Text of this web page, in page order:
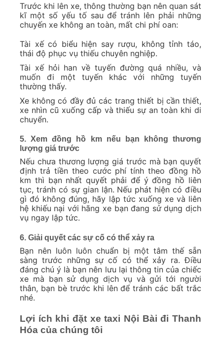
Trước khi lên xe, thông thường bạn nên quan sát
kĩ một số yếu tố sau để tránh lên phải những
chuyến xe không an toàn, mất chi phí oan:
Tài xế có biểu hiện say rượu, không tỉnh táo,
thái độ phục vụ thiếu chuyên nghiệp.
Tài xế hỏi han về tuyến đường quá nhiều, và
muốn đi một tuyến khác với những tuyến
thường thấy.
Xe không có đầy đủ các trang thiết bị cần thiết,
xe nhìn cũ xuống cấp và thiếu sự an toàn khi di
chuyển.
5. Xem đồng hồ km nếu bạn không thương
lượng giá trước
Nếu chưa thương lượng giá trước mà bạn quyết
định trả tiền theo cước phí tính theo đồng hồ
km thì bạn nhất quyết phải để ý đồng hồ liên
tục, tránh có sự gian lận. Nếu phát hiện có điều
gì đó không đúng, hãy lập tức xuống xe và liên
hệ khiếu nại với hãng xe bạn đang sử dụng dịch
vụ ngay lập tức.
6. Giải quyết các sự cố có thể xảy ra
Bạn nên luôn luôn chuẩn bị một tâm thế sẵn
sàng trước những sự cố có thể xảy ra. Điều
đáng chú ý là bạn nên lưu lại thông tin của chiếc
xe mà bạn sử dụng dịch vụ và gửi tới người
thân, bạn bè trước khi lên để tránh các bất trắc
nhé.
Lợi ích khi đặt xe taxi Nội Bài đi Thanh
Hóa của chúng tôi